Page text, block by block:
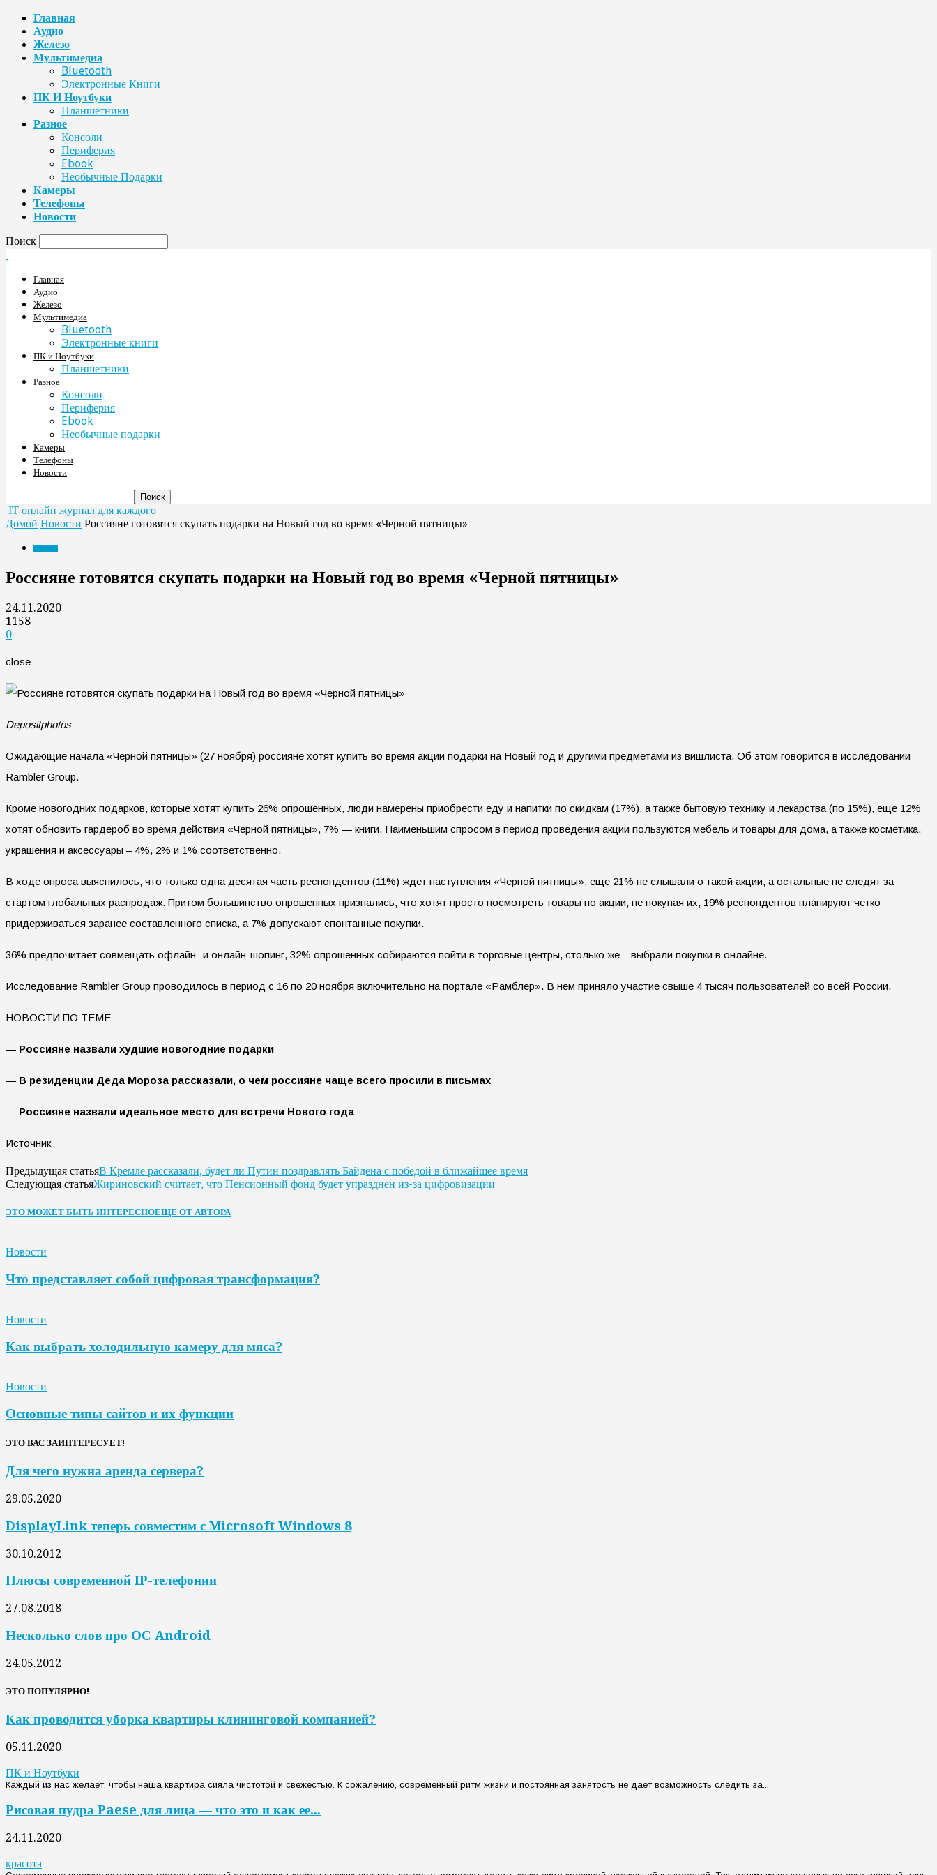
Главная
Аудио
Железо
Мультимедиа
Bluetooth
Электронные Книги
ПК И Ноутбуки
Планшетники
Разное
Консоли
Периферия
Ebook
Необычные Подарки
Камеры
Телефоны
Новости
Поиск
Главная
Аудио
Железо
Мультимедиа
Bluetooth
Электронные книги
ПК и Ноутбуки
Планшетники
Разное
Консоли
Периферия
Ebook
Необычные подарки
Камеры
Телефоны
Новости
IT онлайн журнал для каждого
Домой Новости Россияне готовятся скупать подарки на Новый год во время «Черной пятницы»
Россияне готовятся скупать подарки на Новый год во время «Черной пятницы»
24.11.2020
1158
0
close
Depositphotos
Ожидающие начала «Черной пятницы» (27 ноября) россияне хотят купить во время акции подарки на Новый год и другими предметами из вишлиста. Об этом говорится в исследовании
Rambler Group.
Кроме новогодних подарков, которые хотят купить 26% опрошенных, люди намерены приобрести еду и напитки по скидкам (17%), а также бытовую технику и лекарства (по 15%), еще 12%
хотят обновить гардероб во время действия «Черной пятницы», 7% — книги. Наименьшим спросом в период проведения акции пользуются мебель и товары для дома, а также косметика,
украшения и аксессуары – 4%, 2% и 1% соответственно.
В ходе опроса выяснилось, что только одна десятая часть респондентов (11%) ждет наступления «Черной пятницы», еще 21% не слышали о такой акции, а остальные не следят за
стартом глобальных распродаж. Притом большинство опрошенных признались, что хотят просто посмотреть товары по акции, не покупая их, 19% респондентов планируют четко
придерживаться заранее составленного списка, а 7% допускают спонтанные покупки.
36% предпочитает совмещать офлайн- и онлайн-шопинг, 32% опрошенных собираются пойти в торговые центры, столько же – выбрали покупки в онлайне.
Исследование Rambler Group проводилось в период с 16 по 20 ноября включительно на портале «Рамблер». В нем приняло участие свыше 4 тысяч пользователей со всей России.
НОВОСТИ ПО ТЕМЕ:
— Россияне назвали худшие новогодние подарки
— В резиденции Деда Мороза рассказали, о чем россияне чаще всего просили в письмах
— Россияне назвали идеальное место для встречи Нового года
Источник
Предыдущая статьяВ Кремле рассказали, будет ли Путин поздравлять Байдена с победой в ближайшее время
Следующая статьяЖириновский считает, что Пенсионный фонд будет упразднен из-за цифровизации
ЭТО МОЖЕТ БЫТЬ ИНТЕРЕСНОЕЩЕ ОТ АВТОРА
Новости
Что представляет собой цифровая трансформация?
Новости
Как выбрать холодильную камеру для мяса?
Новости
Основные типы сайтов и их функции
ЭТО ВАС ЗАИНТЕРЕСУЕТ!
Для чего нужна аренда сервера?
29.05.2020
DisplayLink теперь совместим с Microsoft Windows 8
30.10.2012
Плюсы современной IP-телефонии
27.08.2018
Несколько слов про ОС Android
24.05.2012
ЭТО ПОПУЛЯРНО!
Как проводится уборка квартиры клининговой компанией?
05.11.2020
ПК и Ноутбуки
Каждый из нас желает, чтобы наша квартира сияла чистотой и свежестью. К сожалению, современный ритм жизни и постоянная занятость не дает возможность следить за...
Рисовая пудра Paese для лица — что это и как ее...
24.11.2020
красота